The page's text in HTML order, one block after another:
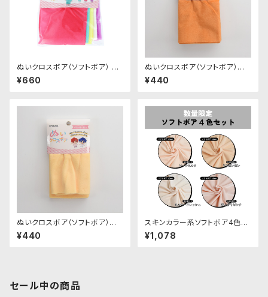
ぬいクロスボア（ソフトボア） ア
ソートセット（ビビッドカラー）｜
清原株式会社
¥660
ぬいクロスボア（ソフトボア）カッ
トクロス（アプリコット）｜清原株
式会社
¥440
ぬいクロスボア（ソフトボア）カッ
トクロス（カスタード）｜清原株
式会社
¥440
スキンカラー系ソフトボア4色セ
ット（20cm×75cm 4枚入り）
¥1,078
セール中の商品